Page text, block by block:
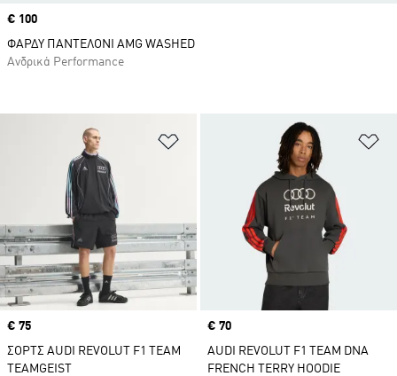
Προσθήκη στη Λίστα Επιθυμιών
Price
€ 75
ΣΟΡΤΣ AUDI REVOLUT F1 TEAM
TEAMGEIST
Price
€ 70
AUDI REVOLUT F1 TEAM DNA
FRENCH TERRY HOODIE
Price
€ 100
ΦΑΡΔΥ ΠΑΝΤΕΛΟΝΙ AMG WASHED
Ανδρικά Performance